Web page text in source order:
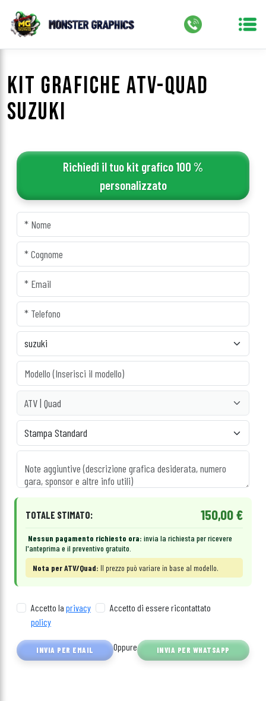
KIT GRAFICHE ATV-QUAD
SUZUKI
Richiedi il tuo kit grafico 100 %
personalizzato
TOTALE STIMATO: 150,00 €
Nessun pagamento richiesto ora: invia la richiesta per ricevere
l'anteprima e il preventivo gratuito.
Nota per ATV/Quad: Il prezzo può variare in base al modello.
Accetto la privacy
policy
Accetto di essere ricontattato
INVIA PER EMAIL Oppure INVIA PER WHATSAPP